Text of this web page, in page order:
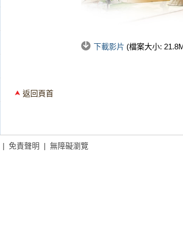
下載影片 (檔案大小:
返回頁首
| 免責聲明 | 無障礙瀏覽